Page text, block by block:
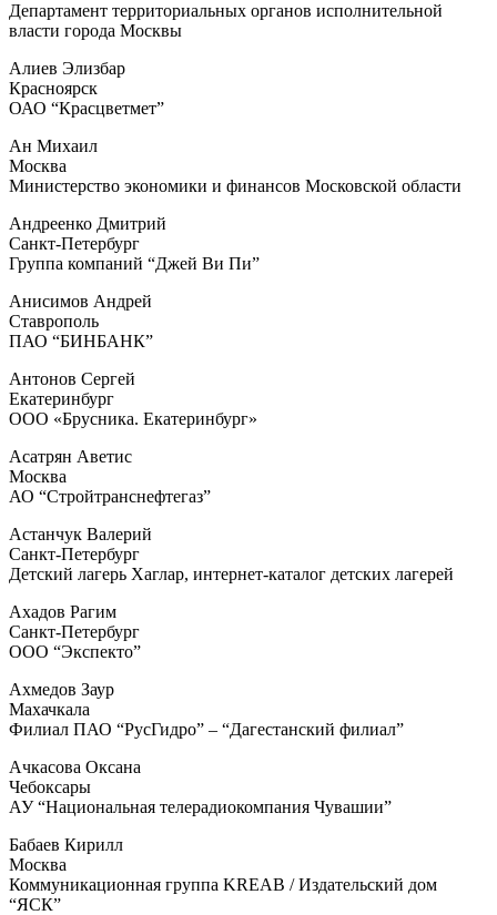
Департамент территориальных органов исполнительной
власти города Москвы
Алиев Элизбар
Красноярск
ОАО “Красцветмет”
Ан Михаил
Москва
Министерство экономики и финансов Московской области
Андреенко Дмитрий
Санкт-Петербург
Группа компаний “Джей Ви Пи”
Анисимов Андрей
Ставрополь
ПАО “БИНБАНК”
Антонов Сергей
Екатеринбург
ООО «Брусника. Екатеринбург»
Асатрян Аветис
Москва
АО “Стройтранснефтегаз”
Астанчук Валерий
Санкт-Петербург
Детский лагерь Хаглар, интернет-каталог детских лагерей
Ахадов Рагим
Санкт-Петербург
ООО “Экспекто”
Ахмедов Заур
Махачкала
Филиал ПАО “РусГидро” – “Дагестанский филиал”
Ачкасова Оксана
Чебоксары
АУ “Национальная телерадиокомпания Чувашии”
Бабаев Кирилл
Москва
Коммуникационная группа KREAB / Издательский дом
“ЯСК”